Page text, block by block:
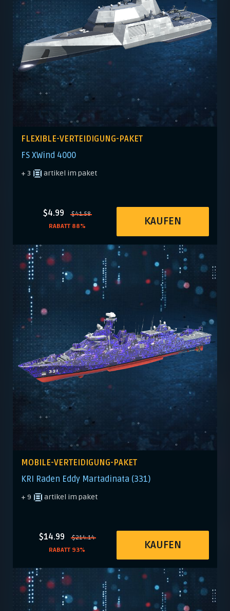
FLEXIBLE-VERTEIDIGUNG-PAKET
FS XWind 4000
+ 3 artikel im paket
$4.99
$41.58
RABATT 88%
KAUFEN
MOBILE-VERTEIDIGUNG-PAKET
KRI Raden Eddy Martadinata (331)
+ 9 artikel im paket
$14.99
$214.14
RABATT 93%
KAUFEN